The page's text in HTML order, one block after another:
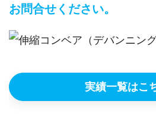
お問合せください。
実績一覧はこ